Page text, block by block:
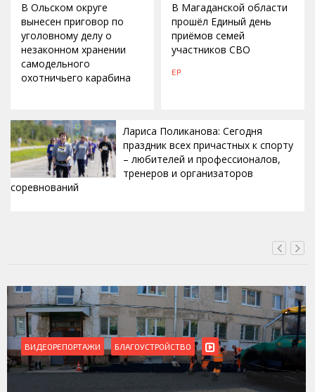
В Ольском округе
вынесен приговор по
уголовному делу о
незаконном хранении
самодельного
охотничьего карабина
В Магаданской области
прошёл Единый день
приёмов семей
участников СВО
ЕР
Лариса Поликанова: Сегодня
праздник всех причастных к спорту
– любителей и профессионалов,
тренеров и организаторов
соревнований
ВИДЕОРЕПОРТАЖИ БЛАГОУСТРОЙСТВО